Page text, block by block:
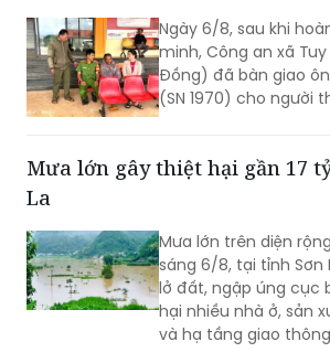
Ngày 6/8, sau khi
minh, Công an xã
Đồng) đã bàn giao
(SN 1970) cho người
Mưa lớn gây thiệt hại gần 17
La
Mưa lớn trên diện
sáng 6/8, tại tỉnh Sơn
lở đất, ngập úng cục
hại nhiều nhà ở, sản
và hạ tầng giao